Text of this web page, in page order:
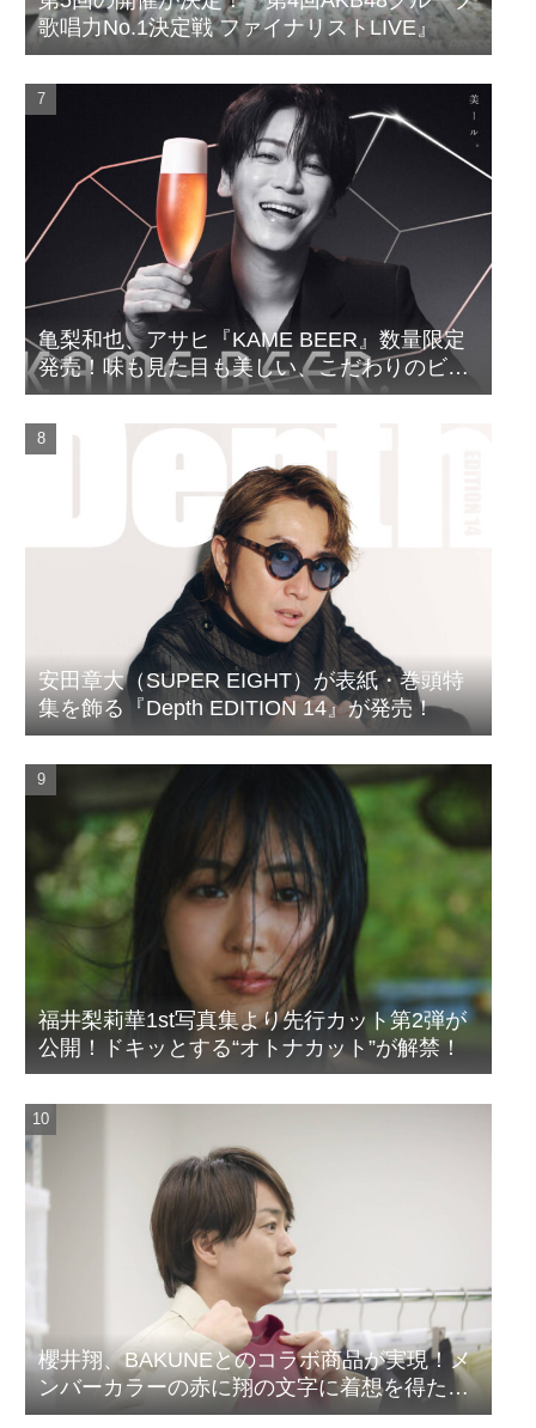
歌唱力No.1決定戦 ファイナリストLIVE』
亀梨和也、アサヒ『KAME BEER』数量限定
発売！味も見た目も美しい、こだわりのビー
ルがついに完成
安田章大（SUPER EIGHT）が表紙・巻頭特
集を飾る『Depth EDITION 14』が発売！
福井梨莉華1st写真集より先行カット第2弾が
公開！ドキッとする“オトナカット”が解禁！
櫻井翔、BAKUNEとのコラボ商品が実現！メ
ンバーカラーの赤に翔の文字に着想を得たデ
ザイン